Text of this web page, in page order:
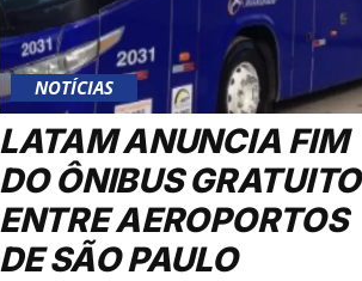
NOTÍCIAS
LATAM ANUNCIA FIM
DO ÔNIBUS GRATUITO
ENTRE AEROPORTOS
DE SÃO PAULO